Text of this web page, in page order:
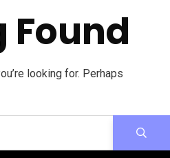
Found
looking for. Perhaps